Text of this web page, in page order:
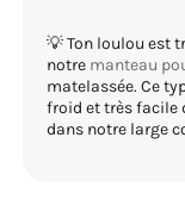
💡 Ton loulou est
notre manteau
matelassée. Ce
froid et très facile
dans notre large